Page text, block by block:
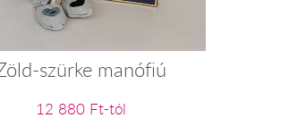
szürke manófiú
12 880 Ft-tól